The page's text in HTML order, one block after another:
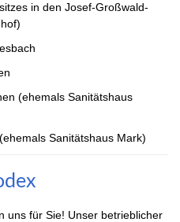
in den Josef-Großwald-
(ehemals Sanitätshaus
Sanitätshaus Mark)
uns für Sie! Unser betrieblicher